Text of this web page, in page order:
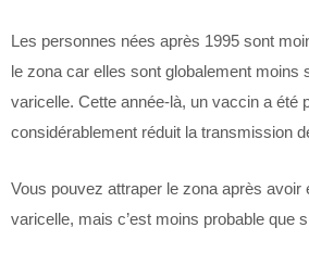
Les personnes nées après 1995 sont
le zona car elles sont globalement moins
varicelle. Cette année-là, un vaccin a été
considérablement réduit la transmission
Vous pouvez attraper le zona après avoir
varicelle, mais c’est moins probable que